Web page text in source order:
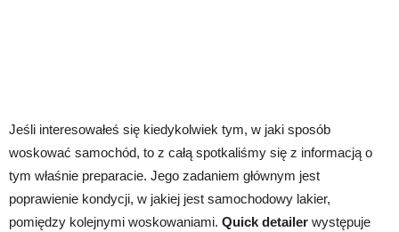
Jeśli interesowałeś się kiedykolwiek tym, w jaki sposób
woskować samochód, to z całą spotkaliśmy się z informacją o
tym właśnie preparacie. Jego zadaniem głównym jest
poprawienie kondycji, w jakiej jest samochodowy lakier,
pomiędzy kolejnymi woskowaniami. Quick detailer występuje